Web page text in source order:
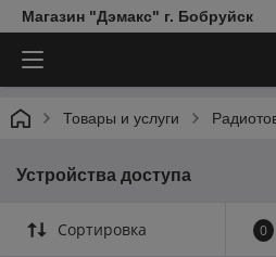
Магазин "Дэмакс" г. Бобруйск
Товары и услуги
Устройства доступа
Сортировка 0